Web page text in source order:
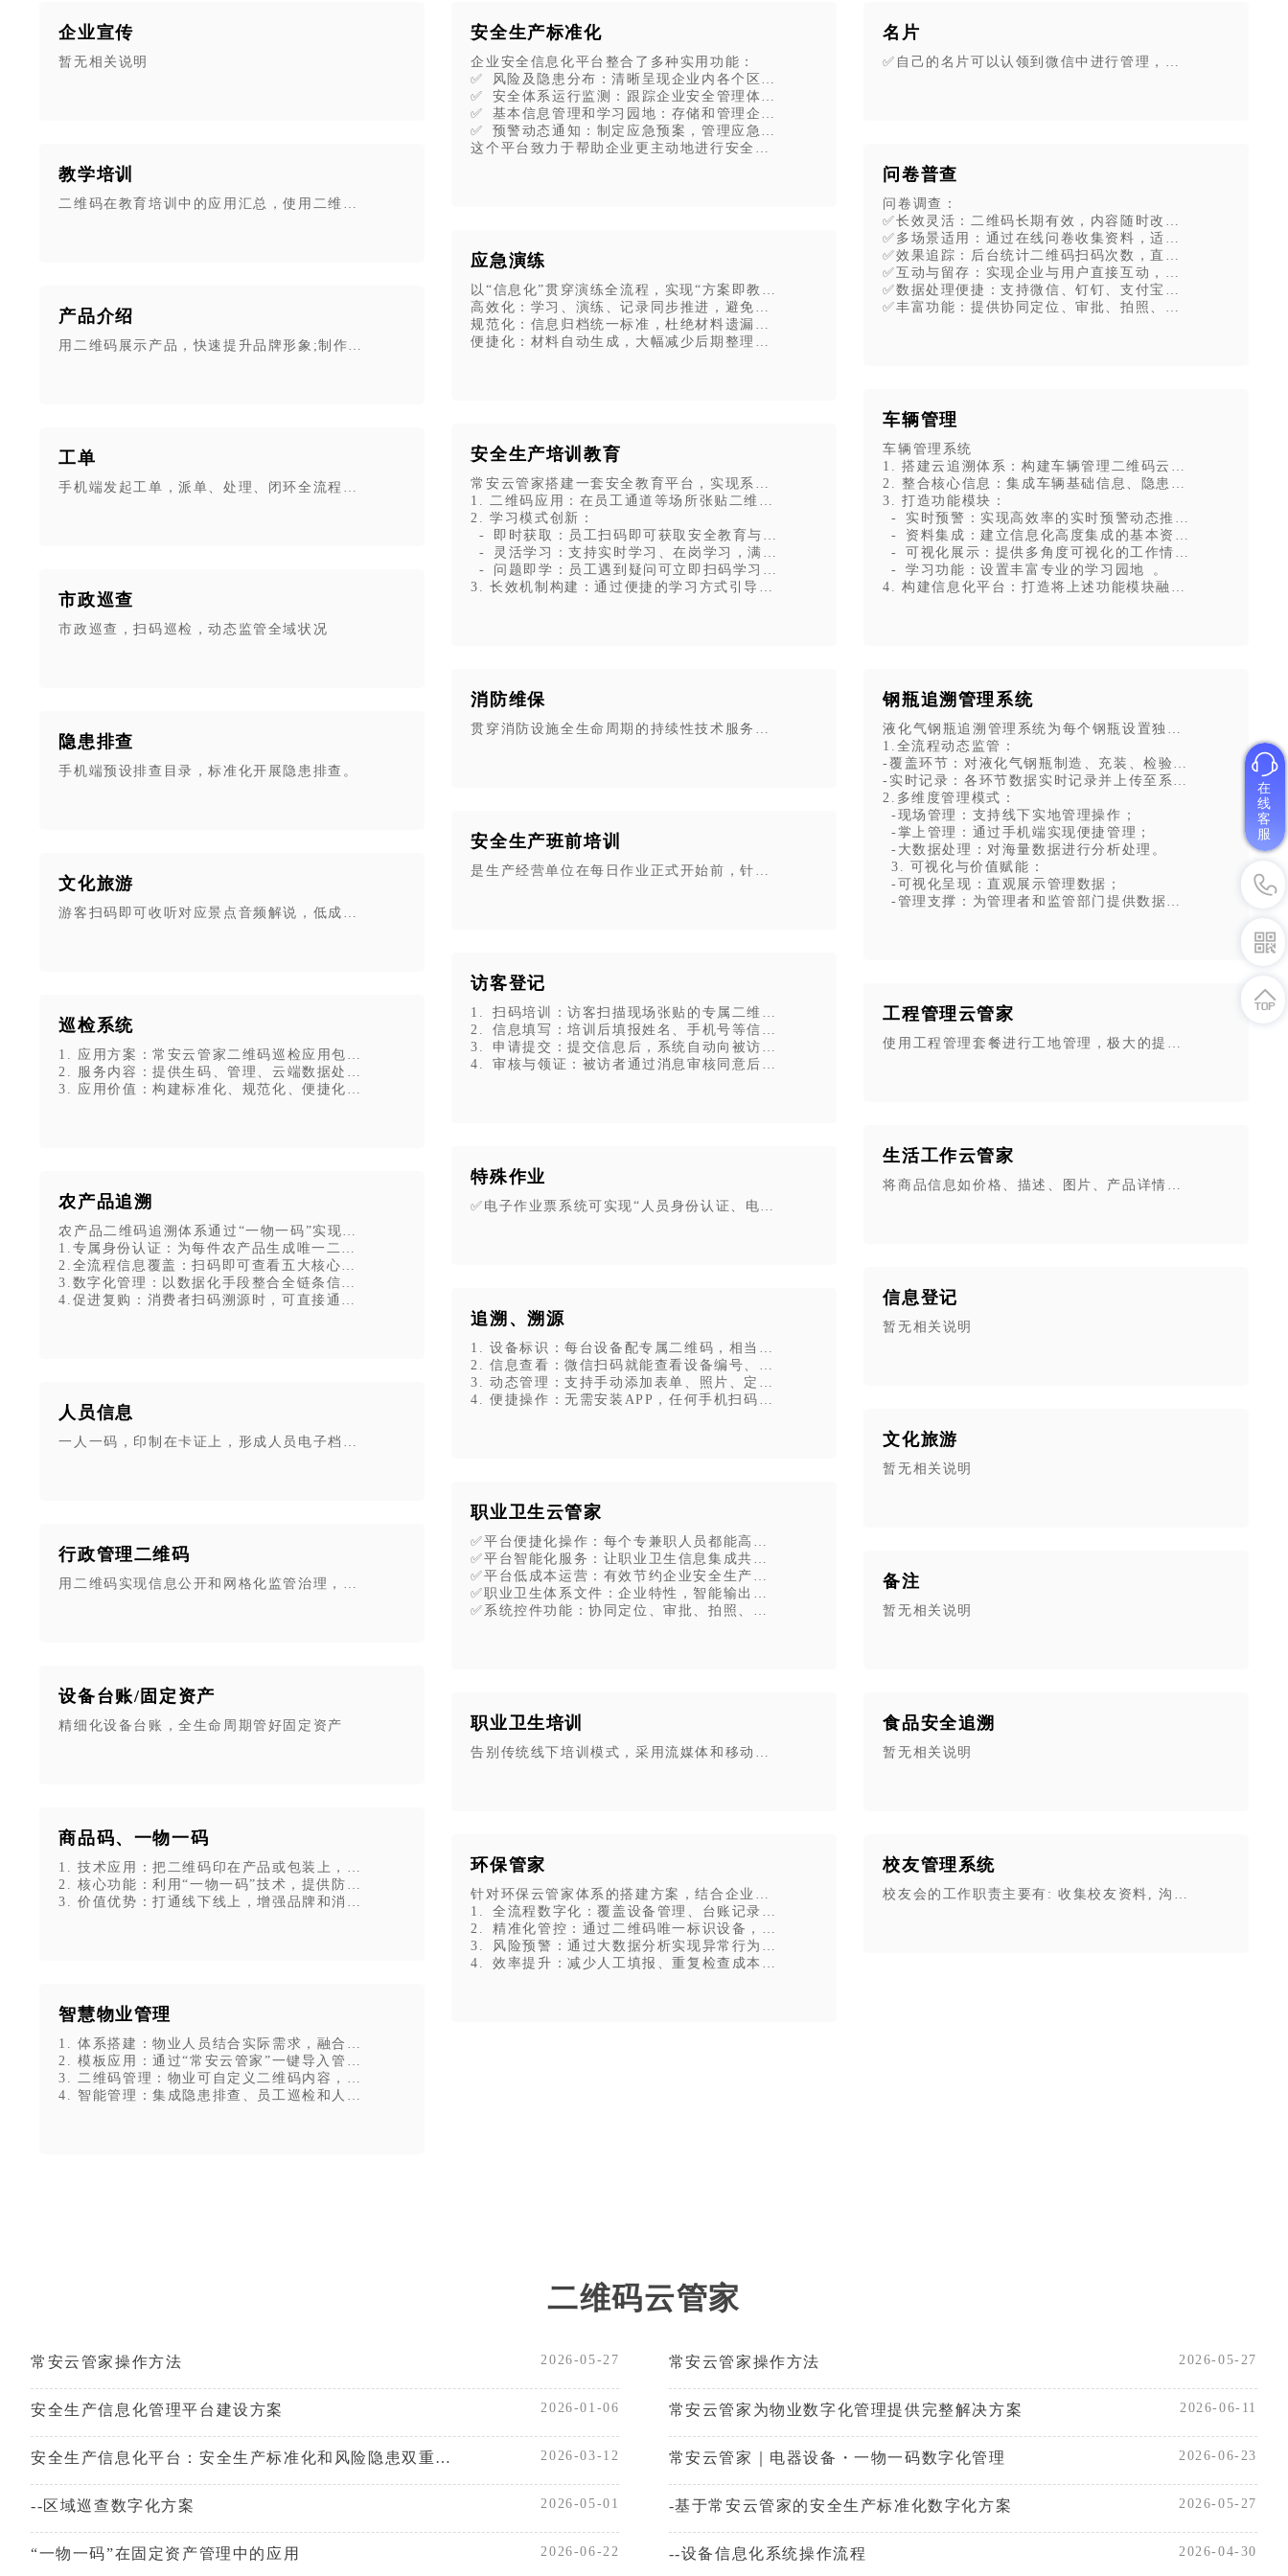
企业宣传
暂无相关说明
教学培训
二维码在教育培训中的应用汇总，使用二维码快速制作有声图书、分享课件资料、记录学习情况等
产品介绍
用二维码展示产品，快速提升品牌形象;制作零门槛,产品展示更美观。
工单
手机端发起工单，派单、处理、闭环全流程线上管理。
市政巡查
市政巡查，扫码巡检，动态监管全域状况
隐患排查
手机端预设排查目录，标准化开展隐患排查。
文化旅游
游客扫码即可收听对应景点音频解说，低成本代替人工或机器解说。可添加配套图文说明，多媒体内容不受实体标牌版面限制，游客了解更加深入。
巡检系统
1. 应用方案：常安云管家二维码巡检应用包，采用“线上公众号+现场二维码”模式，无需额外设备和员工培训，手机微信即可完成全部点检工作，使用便捷、部署轻松、成本低廉。
2. 服务内容：提供生码、管理、云端数据处理、二维码标签制作等一站式服务，助力企业高效开展二维码巡检。
3. 应用价值：构建标准化、规范化、便捷化管理流程，推动企业从被动管理转向主动管理，落实主体责任，显著降低使用门槛和管理成本。
农产品追溯
农产品二维码追溯体系通过“一物一码”实现全流程透明化管理，具体如下：
1.专属身份认证：为每件农产品生成唯一二维码，相当于一张专属“数字身份证”
2.全流程信息覆盖：扫码即可查看五大核心信息：产品视频、产地环境、农业投入品、农事生产过程、质量检测、加工储运等
3.数字化管理：以数据化手段整合全链条信息，确保信息真实、可查
4.促进复购：消费者扫码溯源时，可直接通过二维码链接二次下单
人员信息
一人一码，印制在卡证上，形成人员电子档案。还可以实现扫码完成考勤打卡、信息收集、培训签到等，支持导出记录留档
行政管理二维码
用二维码实现信息公开和网格化监管治理，增强公共信息传递的及时性、公开性和可获得性。
设备台账/固定资产
精细化设备台账，全生命周期管好固定资产
商品码、一物一码
1. 技术应用：把二维码印在产品或包装上，上传文字、图片、音视频等内容，通过云平台连接消费者、品牌商家和流通环节。
2. 核心功能：利用“一物一码”技术，提供防伪、防窜货、溯源、营销一体化服务；搭建大数据平台，实现商品促销与全程监控。
3. 价值优势：打通线下线上，增强品牌和消费者互动，提升品牌信任度、影响力与传播力。
智慧物业管理
1. 体系搭建：物业人员结合实际需求，融合移动互联网与物联网技术，打造网络化、精细化、场景化的物业管理信息化体系，实现社区服务与互联网深度融合。
2. 模板应用：通过“常安云管家”一键导入管理模板，可处理隐患上报、设备维护、智慧巡检、来访登记等多种物业工作。
3. 二维码管理：物业可自定义二维码内容，张贴后供工作人员和业主扫码填写信息，实现线下提交与线上跟进同步。
4. 智能管理：集成隐患排查、员工巡检和人员定位系统，形成风险识别、任务派发、隐患整改全流程数字化管理，具备预警和监控功能。
安全生产标准化
企业安全信息化平台整合了多种实用功能：
✅ 风险及隐患分布：清晰呈现企业内各个区域存在的安全风险，随时查看企业里的安全隐患详情和处理进度。
✅ 安全体系运行监测：跟踪企业安全管理体系的运作状况，记录安全管理工作的开展情况，确保体系有效执行。
✅ 基本信息管理和学习园地：存储和管理企业安全相关的基础资料和学习资料，方便随时查阅。
✅ 预警动态通知：制定应急预案，管理应急资源，实时发布安全预警信息，及时通知相关人员。
这个平台致力于帮助企业更主动地进行安全管理，从过去的被动应对安全问题，转变为主动预防
应急演练
以“信息化”贯穿演练全流程，实现“方案即教材、过程可追溯、材料一键出”，提升演练效率与管理规范性。
高效化：学习、演练、记录同步推进，避免重复工作。
规范化：信息归档统一标准，杜绝材料遗漏或不规范。
便捷化：材料自动生成，大幅减少后期整理时间，聚焦问题整改与方案优化。
安全生产培训教育
常安云管家搭建一套安全教育平台，实现系统化安全教育管理。
1. 二维码应用：在员工通道等场所张贴二维码，作为学习入口。
2. 学习模式创新：
- 即时获取：员工扫码即可获取安全教育与生产培训课件；
- 灵活学习：支持实时学习、在岗学习，满足碎片化学习需求；
- 问题即学：员工遇到疑问可立即扫码学习，快速解决知识盲区。
3. 长效机制构建：通过便捷的学习方式引导员工自主参与教育培训，助力企业建立可持续的培训制度。
消防维保
贯穿消防设施全生命周期的持续性技术服务，核心目标是让“静态的消防设备”保持“动态的应急能力”，避免因设备老化、
安全生产班前培训
是生产经营单位在每日作业正式开始前，针对当班全体作业人员开展的安全生产专项教育活动。
访客登记
1. 扫码培训：访客扫描现场张贴的专属二维码，先观看安全培训视频完成入门培训。
2. 信息填写：培训后填报姓名、手机号等信息（首次填写后自动留存，后续无需重复填），可选填被访人手机号。
3. 申请提交：提交信息后，系统自动向被访者手机推送微信审批通知。
4. 审核与领证：被访者通过消息审核同意后，访客将收到确认通知，点击即可生成专属电子通行证。
特殊作业
✅电子作业票系统可实现“人员身份认证、电子签名、电子作业票模板以及数据存证“等功能，打造安全、透明、便捷、可
追溯、溯源
1. 设备标识：每台设备配专属二维码，相当于“电子身份证”。
2. 信息查看：微信扫码就能查看设备编号、参数、说明书等固定信息。
3. 动态管理：支持手动添加表单、照片、定位，实时记录点检、维修、保养、备件更换情况，数据自动同步云端。
4. 便捷操作：无需安装APP，任何手机扫码即可使用，会用微信就能上手。
职业卫生云管家
✅平台便捷化操作：每个专兼职人员都能高效开展职业卫生管理工作，让管理简单化、常态化、规范化；
✅平台智能化服务：让职业卫生信息集成共享，便于学习培训检查考核，提升企业安全管理水平；
✅平台低成本运营：有效节约企业安全生产管理成本，控制责任风险，保障企业可持续发展；
✅职业卫生体系文件：企业特性，智能输出全套体系文件范本，匹配动态更新规则；
✅系统控件功能：协同定位、审批、拍照、签字、视频、在线学习、考试、定时通知，实时提醒引导职业卫生自主管理。
职业卫生培训
告别传统线下培训模式，采用流媒体和移动互联网实现在线学习、在线测试、自动生成培训记录等功能。劳动者随时随地
环保管家
针对环保云管家体系的搭建方案，结合企业环保现场管理痛点，从功能设计、技术架构、实施路径等方面进行系统化规划：
1. 全流程数字化：覆盖设备管理、台账记录、培训、检测、风险管控等全场景，实现纸质化→数字化→智能化升级。
2. 精准化管控：通过二维码唯一标识设备，扫码即管，解决 “设备底数不清、操作不规范、数据滞后” 问题。
3. 风险预警：通过大数据分析实现异常行为 / 数据预警，降低环保违规风险。
4. 效率提升：减少人工填报、重复检查成本，支持移动端远程管理。
名片
✅自己的名片可以认领到微信中进行管理，支持修改名片内
问卷普查
问卷调查：
✅长效灵活：二维码长期有效，内容随时改码不变，手机端
✅多场景适用：通过在线问卷收集资料，适用于信息普查、
✅效果追踪：后台统计二维码扫码次数，直观查看投放效果。
✅互动与留存：实现企业与用户直接互动，通过引流、分享
✅数据处理便捷：支持微信、钉钉、支付宝等多平台收集数
✅丰富功能：提供协同定位、审批、拍照、签字、视频、在
车辆管理
车辆管理系统
1. 搭建云追溯体系：构建车辆管理二维码云追溯体系，实现
2. 整合核心信息：集成车辆基础信息、隐患排查记录、培训
3. 打造功能模块：
- 实时预警：实现高效率的实时预警动态推送；
- 资料集成：建立信息化高度集成的基本资料库；
- 可视化展示：提供多角度可视化的工作情况呈现；
- 学习功能：设置丰富专业的学习园地 。
4. 构建信息化平台：打造将上述功能模块融为一体的车辆二
钢瓶追溯管理系统
液化气钢瓶追溯管理系统为每个钢瓶设置独立唯一的二维码
1.全流程动态监管：
-覆盖环节：对液化气钢瓶制造、充装、检验、使用等全生命
-实时记录：各环节数据实时记录并上传至系统，确保信息及
2.多维度管理模式：
-现场管理：支持线下实地管理操作；
-掌上管理：通过手机端实现便捷管理；
-大数据处理：对海量数据进行分析处理。
3. 可视化与价值赋能：
-可视化呈现：直观展示管理数据；
-管理支撑：为管理者和监管部门提供数据支撑。
工程管理云管家
使用工程管理套餐进行工地管理，极大的提升了施工安全管
生活工作云管家
将商品信息如价格、描述、图片、产品详情等内容制作成二
信息登记
暂无相关说明
文化旅游
暂无相关说明
备注
暂无相关说明
食品安全追溯
暂无相关说明
校友管理系统
校友会的工作职责主要有: 收集校友资料, 沟通校友感情, 培
二维码云管家
常安云管家操作方法 2026-05-27 常安云管家操作方法 2026-05-27
安全生产信息化管理平台建设方案 2026-01-06 常安云管家为物业数字化管理提供完整解决方案 2026-06-11
安全生产信息化平台：安全生产标准化和风险隐患双重预防机制 2026-03-12 常安云管家｜电器设备・一物一码数字化管理 2026-06-23
--区域巡查数字化方案 2026-05-01 -基于常安云管家的安全生产标准化数字化方案 2026-05-27
“一物一码”在固定资产管理中的应用 2026-06-22 --设备信息化系统操作流程 2026-04-30
在
线
客
服